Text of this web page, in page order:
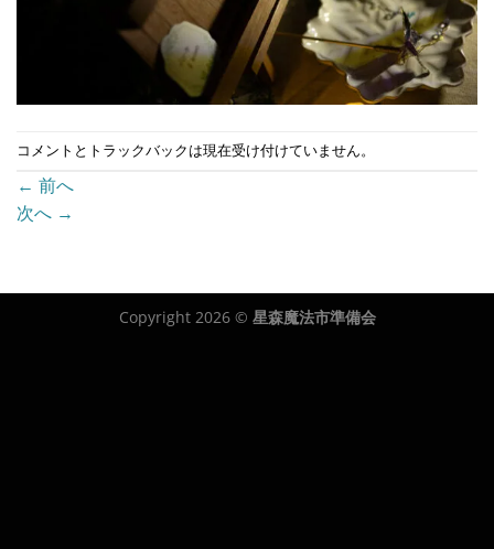
コメントとトラックバックは現在受け付けていません。
← 前へ
次へ →
Copyright 2026 © 星森魔法市準備会